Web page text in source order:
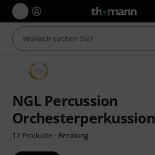
NGL Percussion
Orchesterperkussion
12 Produkte · Beratung